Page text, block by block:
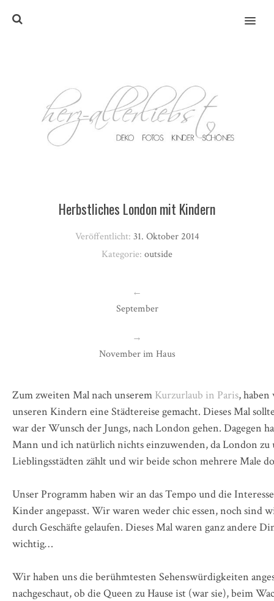
MENU
Zum zweiten Mal nach unserem Kurzurlaub in Paris,
unseren Kindern eine Städtereise gemacht. Dieses Mal
war der Wunsch der Jungs, nach London gehen. Dagegen
Mann und ich natürlich nichts einzuwenden, da London zu
Lieblingsstädten zählt und wir beide schon mehrere Male
Unser Programm haben wir an das Tempo und die
Kinder angepasst. Wir waren weder chic essen, noch sind
durch Geschäfte gelaufen. Dieses Mal waren ganz andere
wichtig…
Wir haben uns die berühmtesten Sehenswürdigkeiten
nachgeschaut, ob die Queen zu Hause ist (war sie), beim
Herbstliches London mit Kindern
Veröffentlicht: 31. Oktober 2014
Kategorie: outside
←
September
→
November im Haus